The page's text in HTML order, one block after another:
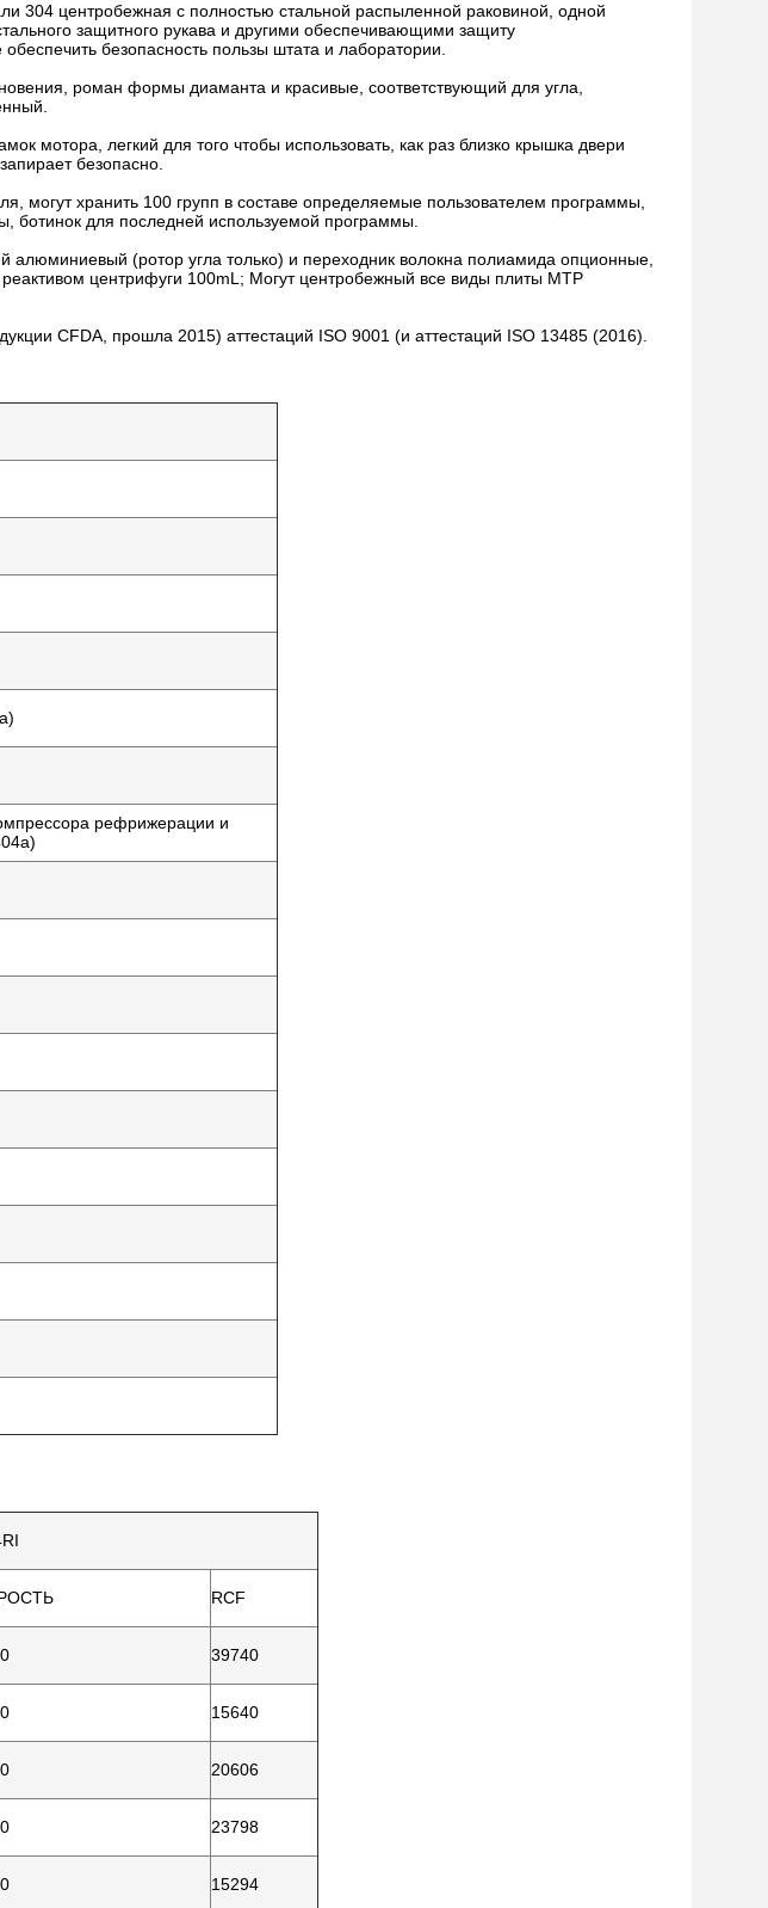
304 центробежная с полностью стальной распыленной раковиной, одной
защитного рукава и другими обеспечивающими защиту
безопасность пользы штата и лаборатории.
роман формы диаманта и красивые, соответствующий для угла,
мотора, легкий для того чтобы использовать, как раз близко крышка двери
безопасно.
могут хранить 100 групп в составе определяемые пользователем программы,
ботинок для последней используемой программы.
(ротор угла только) и переходник волокна полиамида опционные,
центрифуги 100mL; Могут центробежный все виды плиты MTP
CFDA, прошла 2015) аттестаций ISO 9001 (и аттестаций ISO 13485 (2016).
рефрижерации и
RCF
39740
15640
20606
23798
15294